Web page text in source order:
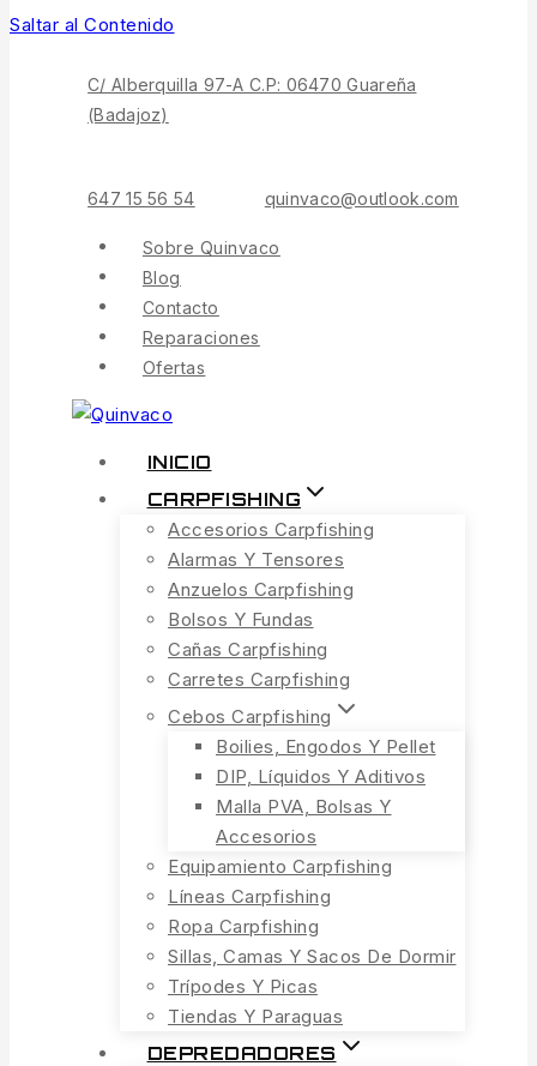
Saltar al Contenido
C/ Alberquilla 97-A C.P: 06470 Guareña
(Badajoz)
647 15 56 54 quinvaco@outlook.com
Sobre Quinvaco
Blog
Contacto
Reparaciones
Ofertas
INICIO
CARPFISHING
Accesorios Carpfishing
Alarmas Y Tensores
Anzuelos Carpfishing
Bolsos Y Fundas
Cañas Carpfishing
Carretes Carpfishing
Cebos Carpfishing
Boilies, Engodos Y Pellet
DIP, Líquidos Y Aditivos
Malla PVA, Bolsas Y
Accesorios
Equipamiento Carpfishing
Líneas Carpfishing
Ropa Carpfishing
Sillas, Camas Y Sacos De Dormir
Trípodes Y Picas
Tiendas Y Paraguas
DEPREDADORES